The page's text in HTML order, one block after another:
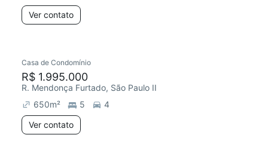
Ver contato
Casa de Condomínio
R$ 1.995.000
R. Mendonça Furtado, São Paulo II
650m² 5
4
Ver contato